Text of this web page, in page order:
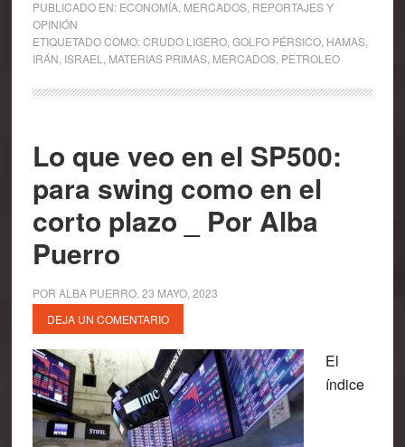
PUBLICADO EN: ECONOMÍA, MERCADOS, REPORTAJES Y
OPINIÓN
ETIQUETADO COMO:CRUDO LIGERO, GOLFO PÉRSICO, HAMAS,
IRÁN ISRAEL MATERIAS PRIMAS, MERCADOS, PETROLEO
Lo que veo en el SP500:
para swing como en el
corto plazo _ Por Alba
Puerro
POR ALBA PUERRO. 23 MAYO, 2023
DEJA UN COMENTARIO
El
índice